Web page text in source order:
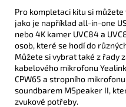
Pro kompletaci kitu si
jako je například all-in-one
nebo 4K kamer UVC84 a
osob, které se hodí do
Můžete si vybrat také z řady
kabelového mikrofonu
CPW65 a stropního
soundbarem MSpeaker II,
zvukové potřeby.